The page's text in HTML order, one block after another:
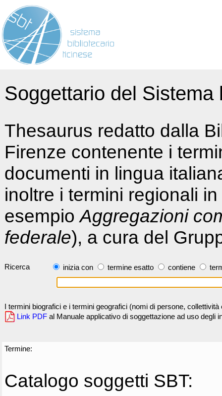
Soggettario del
Thesaurus redatto dalla
Firenze contenente i
documenti in lingua
inoltre i termini regionali
esempioAggregazioni
federale), a cura del
Ricerca inizia con termine esatto contiene
I termini biografici e i termini geografici (nomi di persone,
Link PDF al Manuale applicativo di soggettazione ad uso degli
Termine:
Catalogo soggetti SBT: